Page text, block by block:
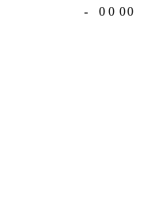
- 0 0 00